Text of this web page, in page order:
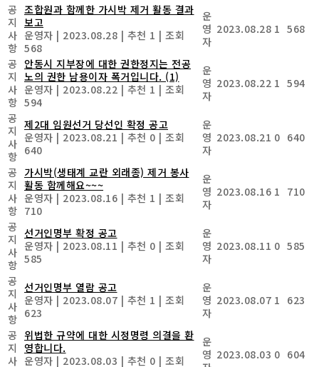
공
지
사
항
조합원과 함께한 가시박 제거 활동 결과
보고
운영자 | 2023.08.28 | 추천 1 | 조회
568
운
영
자
2023.08.28 1 568
공
지
사
항
안동시 지부장에 대한 권한정지는 전공
노의 권한 남용이자 폭거입니다. (1)
운영자 | 2023.08.22 | 추천 1 | 조회
594
운
영
자
2023.08.22 1 594
공
지
사
항
제2대 임원선거 당선인 확정 공고
운영자 | 2023.08.21 | 추천 0 | 조회
640
운
영
자
2023.08.21 0 640
공
지
사
항
가시박(생태계 교란 외래종) 제거 봉사
활동 함께해요~~~
운영자 | 2023.08.16 | 추천 1 | 조회
710
운
영
자
2023.08.16 1 710
공
지
사
항
선거인명부 확정 공고
운영자 | 2023.08.11 | 추천 0 | 조회
585
운
영
자
2023.08.11 0 585
공
지
사
항
선거인명부 열람 공고
운영자 | 2023.08.07 | 추천 1 | 조회
623
운
영
자
2023.08.07 1 623
공
지
사
위법한 규약에 대한 시정명령 의결을 환
영합니다.
운영자 | 2023.08.03 | 추천 0 | 조회
운
영 2023.08.03 0 604